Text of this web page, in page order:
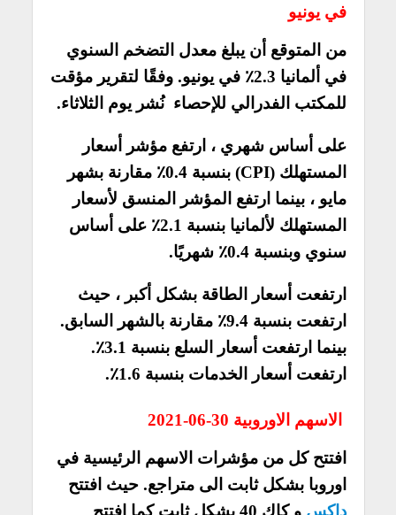
في يونيو
من المتوقع أن يبلغ معدل التضخم السنوي
في ألمانيا 2.3٪ في يونيو. وفقًا لتقرير مؤقت
للمكتب الفدرالي للإحصاء نُشر يوم الثلاثاء.
على أساس شهري ، ارتفع مؤشر أسعار
المستهلك (CPI) بنسبة 0.4٪ مقارنة بشهر
مايو ، بينما ارتفع المؤشر المنسق لأسعار
المستهلك لألمانيا بنسبة 2.1٪ على أساس
سنوي وبنسبة 0.4٪ شهريًا.
ارتفعت أسعار الطاقة بشكل أكبر ، حيث
ارتفعت بنسبة 9.4٪ مقارنة بالشهر السابق.
بينما ارتفعت أسعار السلع بنسبة 3.1٪.
ارتفعت أسعار الخدمات بنسبة 1.6٪.
الاسهم الاوروبية 30-06-2021
افتتح كل من مؤشرات الاسهم الرئيسية في
اوروبا بشكل ثابت الى متراجع. حيث افتتح
داكس
و كاك 40 بشكل ثابت كما افتتح